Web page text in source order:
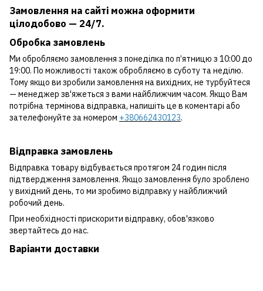
Замовлення на сайті можна оформити
цілодобово — 24/7.
Обробка замовлень
Ми обробляємо замовлення з понеділка по п’ятницю з 10:00 до
19:00. По можливості також обробляємо в суботу та неділю.
Тому якщо ви зробили замовлення на вихідних, не турбуйтеся
— менеджер зв'яжеться з вами найближчим часом. Якщо Вам
потрібна термінова відправка, напишіть це в коментарі або
зателефонуйте за номером +380662430123.
Відправка замовлень
Відправка товару відбувається протягом 24 годин після
підтвердження замовлення. Якщо замовлення було зроблено
у вихідний день, то ми зробимо відправку у найближчий
робочий день.
При необхідності прискорити відправку, обов'язково
звертайтесь до нас.
Варіанти доставки